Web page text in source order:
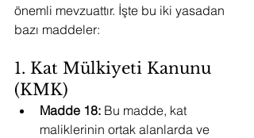
önemli mevzuattır. İşte bu iki yasadan
bazı maddeler:
1. Kat Mülkiyeti Kanunu
(KMK)
Madde 18: Bu madde, kat
maliklerinin ortak alanlarda ve